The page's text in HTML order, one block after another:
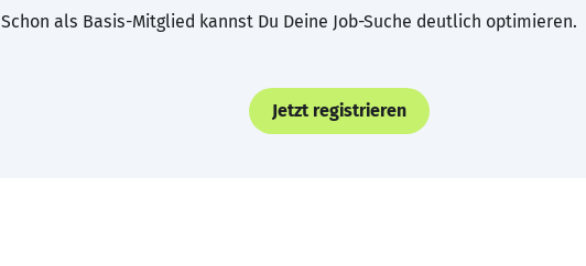
Schon als Basis-Mitglied kannst Du Deine Job-Suche deutlich optimieren.
Jetzt registrieren